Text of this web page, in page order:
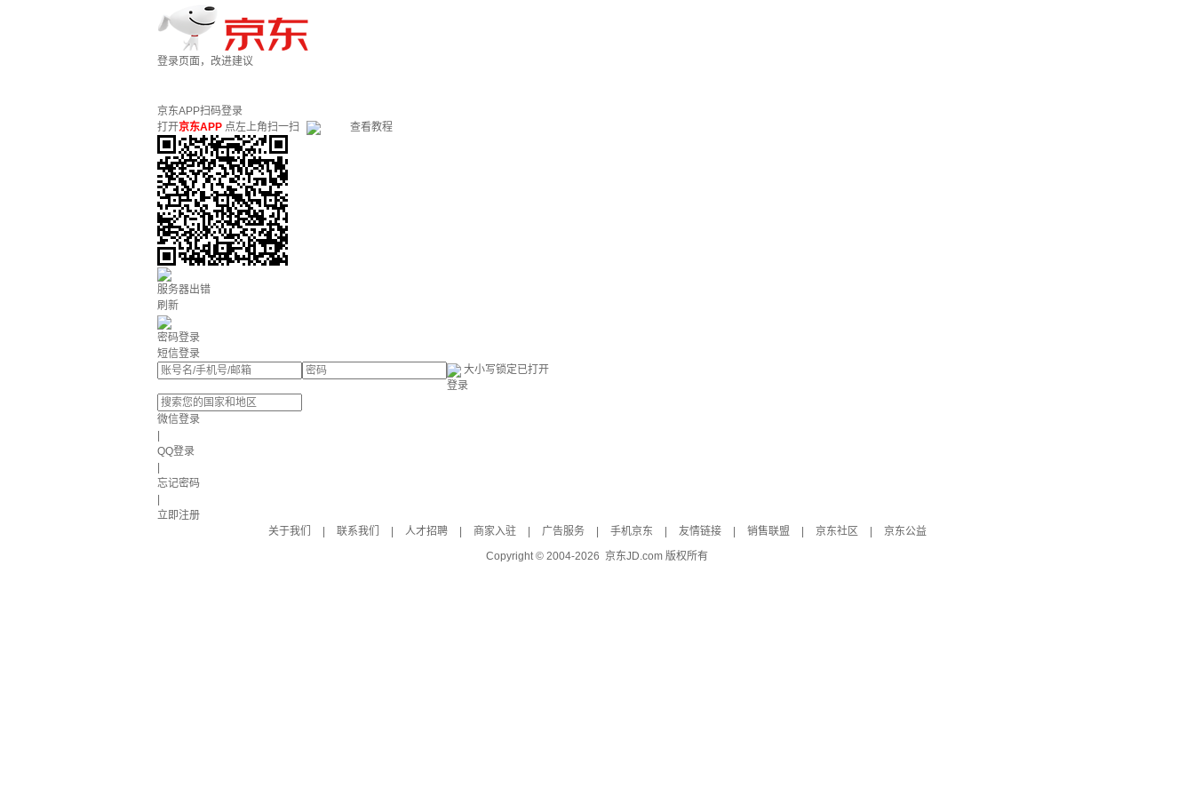
登录页面，改进建议
京东APP扫码登录
打开京东APP 点左上角扫一扫 查看教程
服务器出错
刷新
密码登录
短信登录
大小写锁定已打开
登录
微信登录
QQ登录
忘记密码
立即注册
关于我们
联系我们 人才招聘 商家入驻 广告服务 手机京东 友情链接 销售联盟 京东社区
京东公益
Copyright © 2004-2026 京东JD.com 版权所有